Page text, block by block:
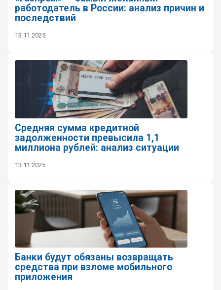
работодатель в России: анализ причин и
последствий
13.11.2025
Средняя сумма кредитной
задолженности превысила 1,1
миллиона рублей: анализ ситуации
13.11.2025
Банки будут обязаны возвращать
средства при взломе мобильного
приложения